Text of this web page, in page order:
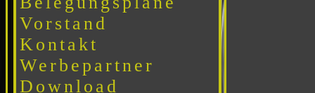
Vorstand
Kontakt
Werbepartner
Download